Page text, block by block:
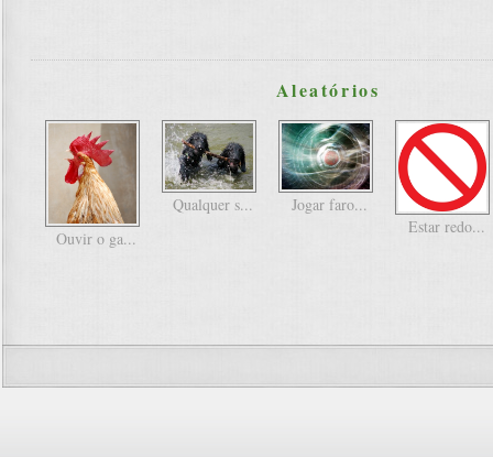
Aleatórios
Ouvir o ga...
Qualquer s...
Jogar faro...
Estar redo...